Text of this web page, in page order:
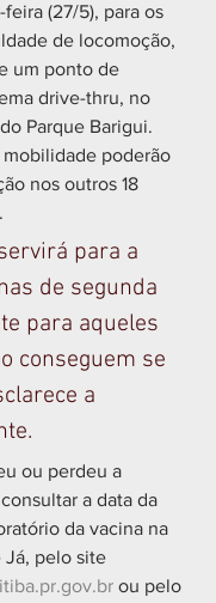
(27/5), para os
de locomoção,
um ponto de
drive-thru, no
Parque Barigui.
mobilidade poderão
nos outros 18
para a
de segunda
para aqueles
conseguem se
a
ou perdeu a
a data da
da vacina na
Já, pelo site
ou pelo